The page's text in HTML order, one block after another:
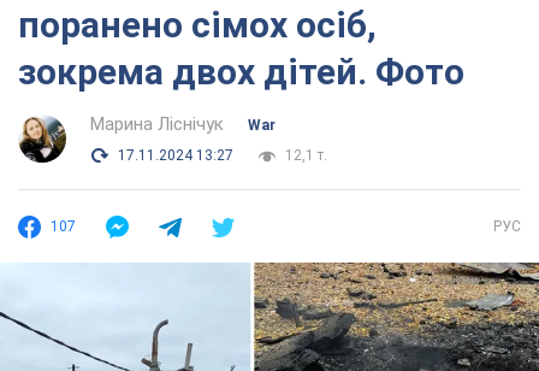
поранено сімох осіб,
зокрема двох дітей. Фото
Марина Ліснічук
War
17.11.2024 13:27
12,1 т.
107 РУС